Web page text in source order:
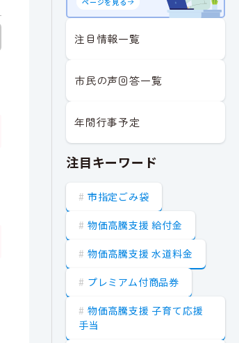
注目情報一覧
市民の声回答一覧
年間行事予定
注目キーワード
市指定ごみ袋
物価高騰支援 給付金
物価高騰支援 水道料金
プレミアム付商品券
物価高騰支援 子育て応援
手当